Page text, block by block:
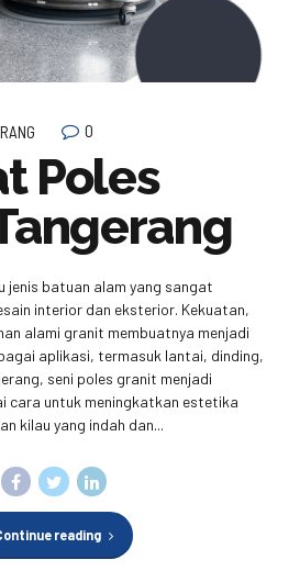
0
Poles
jenis batuan alam yang sangat
interior dan eksterior. Kekuatan,
alami granit membuatnya menjadi
aplikasi, termasuk lantai, dinding,
seni poles granit menjadi
cara untuk meningkatkan estetika
kilau yang indah dan...
reading